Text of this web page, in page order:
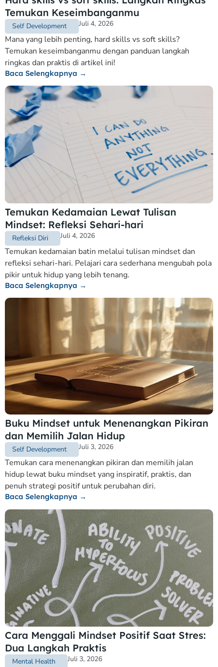
Temukan Keseimbanganmu
Self Development Juli 4, 2026
Mana yang lebih penting, hard skills vs soft skills?
Temukan keseimbanganmu dengan panduan langkah
ringkas dan praktis di artikel ini!
Baca Selengkapnya →
Temukan Kedamaian Lewat Tulisan
Mindset: Refleksi Sehari-hari
Refleksi Diri Juli 4, 2026
Temukan kedamaian batin melalui tulisan mindset dan
refleksi sehari-hari. Pelajari cara sederhana mengubah pola
pikir untuk hidup yang lebih tenang.
Baca Selengkapnya →
Buku Mindset untuk Menenangkan Pikiran
dan Memilih Jalan Hidup
Self Development Juli 3, 2026
Temukan cara menenangkan pikiran dan memilih jalan
hidup lewat buku mindset yang inspiratif, praktis, dan
penuh strategi positif untuk perubahan diri.
Baca Selengkapnya →
Cara Menggali Mindset Positif Saat Stres:
Dua Langkah Praktis
Mental Health Juli 3, 2026